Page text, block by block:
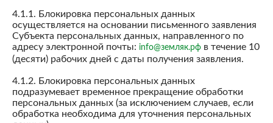
4.1.1. Блокировка персональных данных
осуществляется на основании письменного заявления
Субъекта персональных данных, направленного по
адресу электронной почты: info@земляк.рф в течение 10
(десяти) рабочих дней с даты получения заявления.
4.1.2. Блокировка персональных данных
подразумевает временное прекращение обработки
персональных данных (за исключением случаев, если
обработка необходима для уточнения персональных